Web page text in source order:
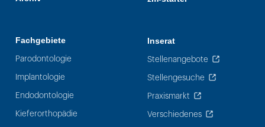
Fachgebiete
Parodontologie
Implantologie
Endodontologie
Kieferorthopädie
Inserat
Stellenangebote
Stellengesuche
Praxismarkt
Verschiedenes